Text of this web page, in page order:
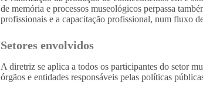
de memória e processos museológicos perpassa
profissionais e a capacitação profissional, num fluxo
Setores envolvidos
A diretriz se aplica a todos os participantes do setor
órgãos e entidades responsáveis pelas políticas